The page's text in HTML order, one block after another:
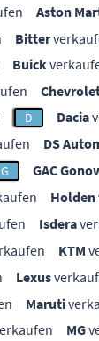
Aston
Bitter
Buick
D Dacia
DS
G GAC
Holden
Isdera
KTM
Lexus
Maruti
MG